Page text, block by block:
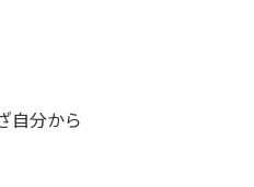
自分から